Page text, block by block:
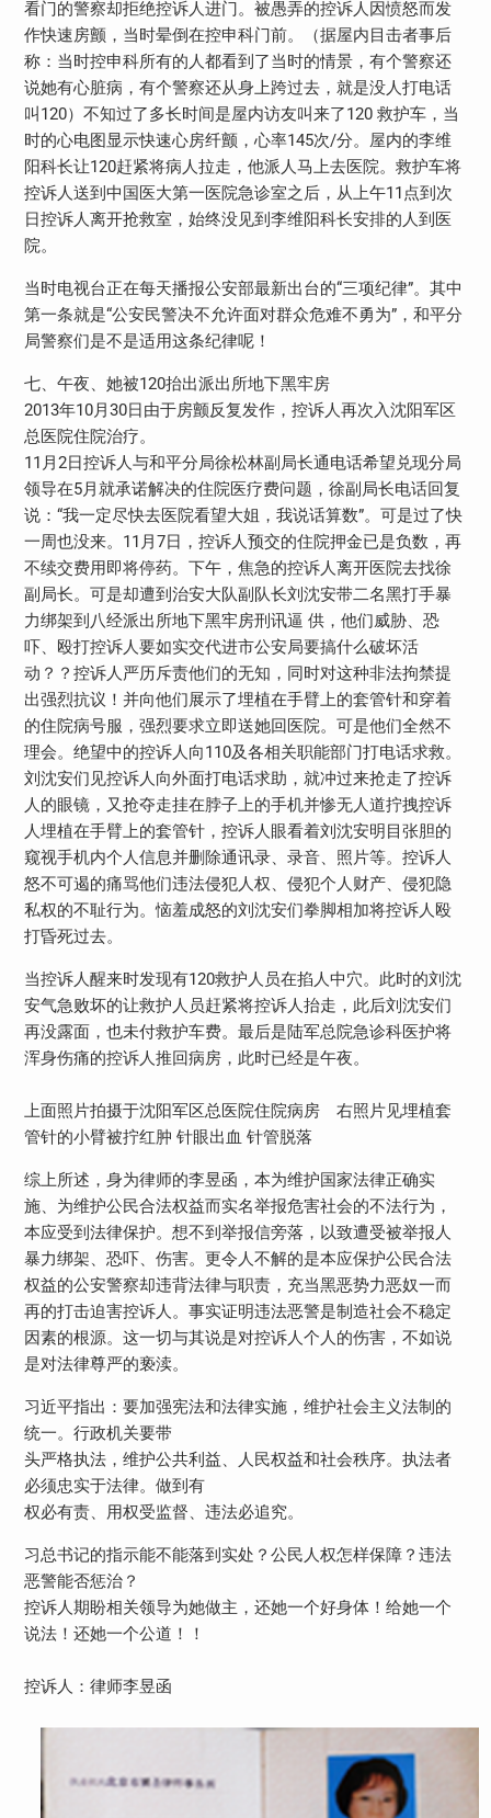
看门的警察却拒绝控诉人进门。被愚弄的控诉人因愤怒而发
作快速房颤，当时晕倒在控申科门前。（据屋内目击者事后
称：当时控申科所有的人都看到了当时的情景，有个警察还
说她有心脏病，有个警察还从身上跨过去，就是没人打电话
叫120）不知过了多长时间是屋内访友叫来了120 救护车，当
时的心电图显示快速心房纤颤，心率145次/分。屋内的李维
阳科长让120赶紧将病人拉走，他派人马上去医院。救护车将
控诉人送到中国医大第一医院急诊室之后，从上午11点到次
日控诉人离开抢救室，始终没见到李维阳科长安排的人到医
院。
当时电视台正在每天播报公安部最新出台的“三项纪律”。其中
第一条就是“公安民警决不允许面对群众危难不勇为”，和平分
局警察们是不是适用这条纪律呢！
七、午夜、她被120抬出派出所地下黑牢房
2013年10月30日由于房颤反复发作，控诉人再次入沈阳军区
总医院住院治疗。
11月2日控诉人与和平分局徐松林副局长通电话希望兑现分局
领导在5月就承诺解决的住院医疗费问题，徐副局长电话回复
说：“我一定尽快去医院看望大姐，我说话算数”。可是过了快
一周也没来。11月7日，控诉人预交的住院押金已是负数，再
不续交费用即将停药。下午，焦急的控诉人离开医院去找徐
副局长。可是却遭到治安大队副队长刘沈安带二名黑打手暴
力绑架到八经派出所地下黑牢房刑讯逼 供，他们威胁、恐
吓、殴打控诉人要如实交代进市公安局要搞什么破坏活
动？？控诉人严历斥责他们的无知，同时对这种非法拘禁提
出强烈抗议！并向他们展示了埋植在手臂上的套管针和穿着
的住院病号服，强烈要求立即送她回医院。可是他们全然不
理会。绝望中的控诉人向110及各相关职能部门打电话求救。
刘沈安们见控诉人向外面打电话求助，就冲过来抢走了控诉
人的眼镜，又抢夺走挂在脖子上的手机并惨无人道拧拽控诉
人埋植在手臂上的套管针，控诉人眼看着刘沈安明目张胆的
窥视手机内个人信息并删除通讯录、录音、照片等。控诉人
怒不可遏的痛骂他们违法侵犯人权、侵犯个人财产、侵犯隐
私权的不耻行为。恼羞成怒的刘沈安们拳脚相加将控诉人殴
打昏死过去。
当控诉人醒来时发现有120救护人员在掐人中穴。此时的刘沈
安气急败坏的让救护人员赶紧将控诉人抬走，此后刘沈安们
再没露面，也未付救护车费。最后是陆军总院急诊科医护将
浑身伤痛的控诉人推回病房，此时已经是午夜。
上面照片拍摄于沈阳军区总医院住院病房 右照片见埋植套
管针的小臂被拧红肿 针眼出血 针管脱落
综上所述，身为律师的李昱函，本为维护国家法律正确实
施、为维护公民合法权益而实名举报危害社会的不法行为，
本应受到法律保护。想不到举报信旁落，以致遭受被举报人
暴力绑架、恐吓、伤害。更令人不解的是本应保护公民合法
权益的公安警察却违背法律与职责，充当黑恶势力恶奴一而
再的打击迫害控诉人。事实证明违法恶警是制造社会不稳定
因素的根源。这一切与其说是对控诉人个人的伤害，不如说
是对法律尊严的亵渎。
习近平指出：要加强宪法和法律实施，维护社会主义法制的
统一。行政机关要带
头严格执法，维护公共利益、人民权益和社会秩序。执法者
必须忠实于法律。做到有
权必有责、用权受监督、违法必追究。
习总书记的指示能不能落到实处？公民人权怎样保障？违法
恶警能否惩治？
控诉人期盼相关领导为她做主，还她一个好身体！给她一个
说法！还她一个公道！！
控诉人：律师李昱函